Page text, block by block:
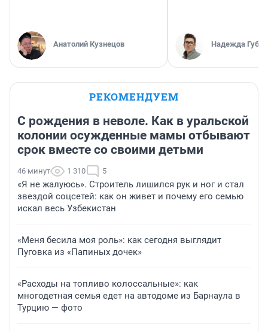
Анатолий Кузнецов Надежда
РЕКОМЕНДУЕМ
С рождения в неволе. Как в уральской
колонии осужденные мамы отбывают
срок вместе со своими детьми
46 минут 1 310 5
«Я не жалуюсь». Строитель лишился рук и ног и стал
звездой соцсетей: как он живет и почему его семью
искал весь Узбекистан
«Меня бесила моя роль»: как сегодня выглядит
Пуговка из «Папиных дочек»
«Расходы на топливо колоссальные»: как
многодетная семья едет на автодоме из Барнаула в
Турцию — фото